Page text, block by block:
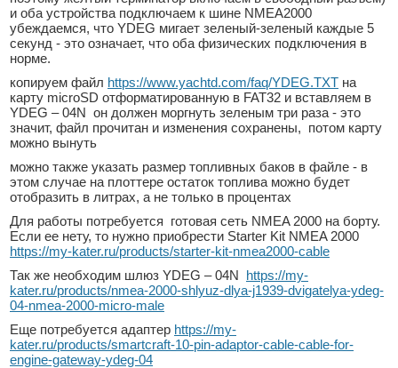
и оба устройства подключаем к шине NMEA2000
убеждаемся, что YDEG мигает зеленый-зеленый каждые 5
секунд - это означает, что оба физических подключения в
норме.
копируем файл https://www.yachtd.com/faq/YDEG.TXT на
карту microSD отформатированную в FAT32 и вставляем в
YDEG – 04N он должен моргнуть зеленым три раза - это
значит, файл прочитан и изменения сохранены, потом карту
можно вынуть
можно также указать размер топливных баков в файле - в
этом случае на плоттере остаток топлива можно будет
отобразить в литрах, а не только в процентах
Для работы потребуется готовая сеть NMEA 2000 на борту.
Если ее нету, то нужно приобрести Starter Kit NMEA 2000
https://my-kater.ru/products/starter-kit-nmea2000-cable
Так же необходим шлюз YDEG – 04N https://my-
kater.ru/products/nmea-2000-shlyuz-dlya-j1939-dvigatelya-ydeg-
04-nmea-2000-micro-male
Еще потребуется адаптер https://my-
kater.ru/products/smartcraft-10-pin-adaptor-cable-cable-for-
engine-gateway-ydeg-04